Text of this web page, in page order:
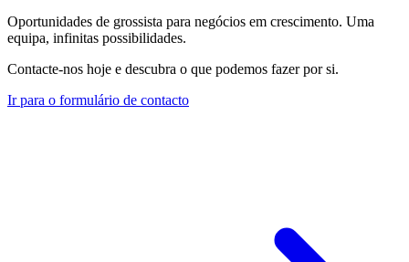
Oportunidades de grossista para negócios em crescimento. Uma
equipa, infinitas possibilidades.
Contacte-nos hoje e descubra o que podemos fazer por si.
Ir para o formulário de contacto